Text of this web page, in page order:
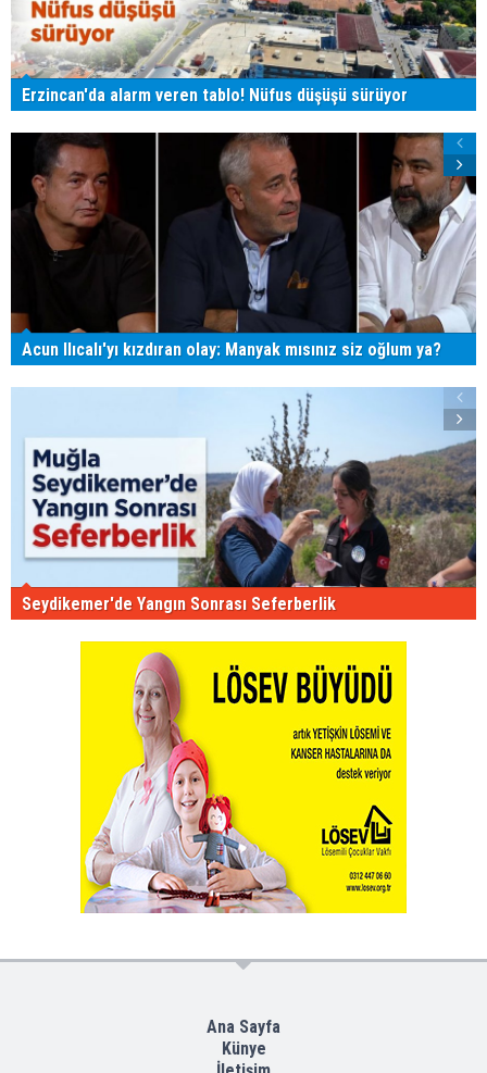
Erzincan'da alarm veren tablo! Nüfus düşüşü sürüyor
Acun Ilıcalı'yı kızdıran olay: Manyak mısınız siz oğlum ya?
Seydikemer'de Yangın Sonrası Seferberlik
Ana Sayfa
Künye